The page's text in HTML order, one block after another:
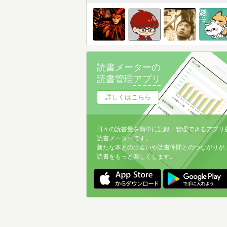
読書メーターの
読書管理アプリ
詳しくはこちら
日々の読書量を簡単に記録・管理できるアプリ
読書メーターです。
新たな本との出会いや読書仲間とのつながりが
読書をもっと楽しくします。